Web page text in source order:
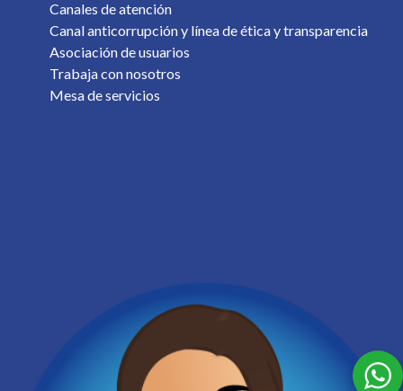
Canales de atención
Canal anticorrupción y línea de ética y transparencia
Asociación de usuarios
Trabaja con nosotros
Mesa de servicios